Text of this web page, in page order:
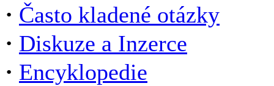
· Často kladené otázky
· Diskuze a Inzerce
· Encyklopedie